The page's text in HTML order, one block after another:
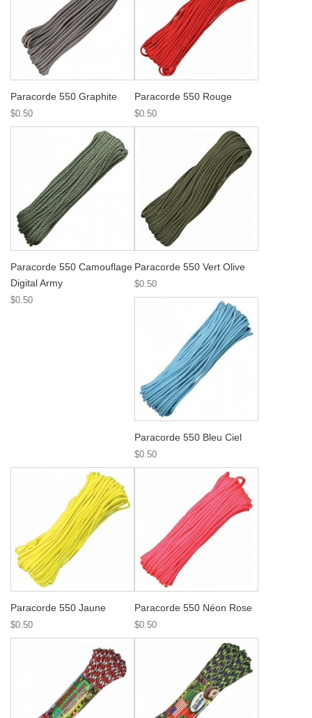
Paracorde 550 Graphite
$0.50
Paracorde 550 Rouge
$0.50
Paracorde 550 Camouflage
Digital Army
$0.50
Paracorde 550 Vert Olive
$0.50
Paracorde 550 Bleu Ciel
$0.50
Paracorde 550 Jaune
$0.50
Paracorde 550 Néon Rose
$0.50